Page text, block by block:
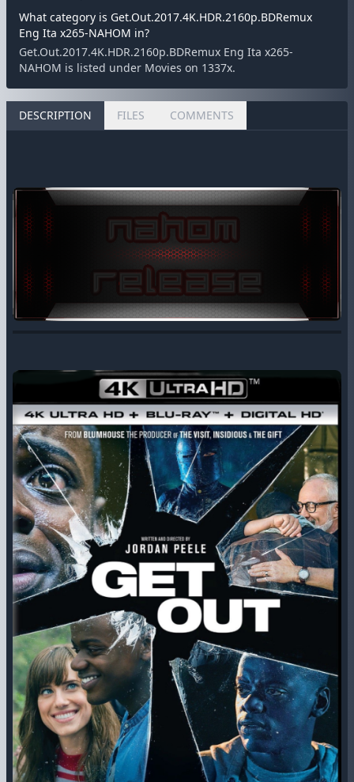
What category is Get.Out.2017.4K.HDR.2160p.BDRemux
Eng Ita x265-NAHOM in?
Get.Out.2017.4K.HDR.2160p.BDRemux Eng Ita x265-
NAHOM is listed under Movies on 1337x.
DESCRIPTION FILES COMMENTS